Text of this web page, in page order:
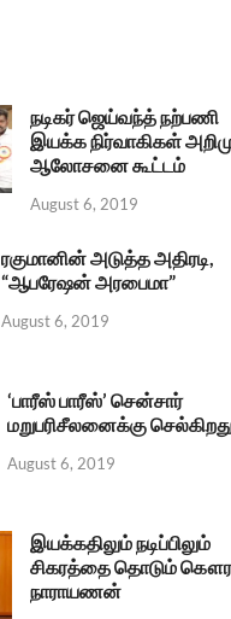
நடிகர் ஜெய்வந்த் நற்பணி
இயக்க நிர்வாகிகள்
ஆலோசனை கூட்டம்
August 6, 2019
ரகுமானின் அடுத்த அதிரடி,
“ஆபரேஷன் அரபைமா”
August 6, 2019
‘பாரீஸ் பாரீஸ்’ சென்சார்
மறுபரிசீலனைக்கு
August 6, 2019
இயக்கதிலும் நடிப்பிலும்
சிகரத்தை தொடும்
நாராயணன்